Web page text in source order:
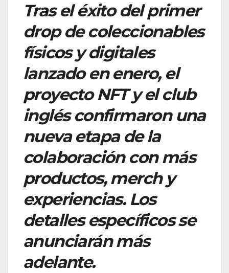
Tras el éxito del primer
drop de coleccionables
físicos y digitales
lanzado en enero, el
proyecto NFT y el club
inglés confirmaron una
nueva etapa de la
colaboración con más
productos, merch y
experiencias. Los
detalles específicos se
anunciarán más
adelante.